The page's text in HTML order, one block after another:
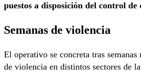
puestos a disposición del control de
Semanas de violencia
El operativo se concreta tras semanas
de violencia en distintos sectores de